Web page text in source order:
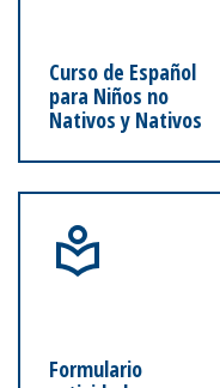
Curso de Español
para Niños no
Nativos y Nativos
Formulario